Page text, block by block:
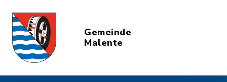
Gemeinde
Malente